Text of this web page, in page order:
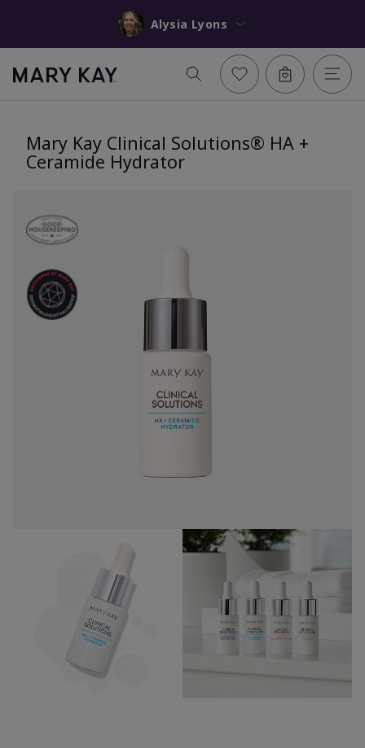
Alysia Lyons
Mary Kay Clinical Solutions® HA +
Ceramide Hydrator